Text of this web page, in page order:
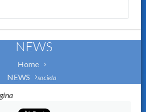
NEWS
Home
NEWS
societa